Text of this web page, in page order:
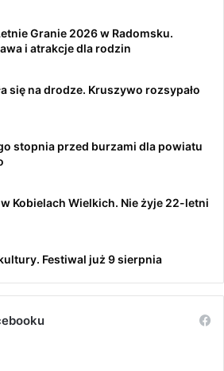
Granie 2026 w Radomsku.
i atrakcje dla rodzin
się na drodze. Kruszywo rozsypało
stopnia przed burzami dla powiatu
Kobielach Wielkich. Nie żyje 22-letni
Festiwal już 9 sierpnia